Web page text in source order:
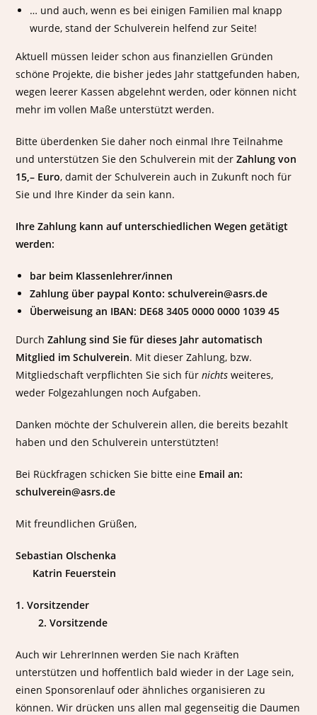
ü
r
i
e
S
R
i
n
r
r
F
i
z
e
t
r
1
.
K
a
s
e
n
2
i
t
h
r
n
P
e
i
e
n
g
e
i
f
t
t
v
m
S
h
u
e
r
i
!
… und auch, wenn es bei einigen Familien mal knapp
wurde, stand der Schulverein helfend zur Seite!
Aktuell müssen leider schon aus finanziellen Gründen
schöne Projekte, die bisher jedes Jahr stattgefunden haben,
wegen leerer Kassen abgelehnt werden, oder können nicht
mehr im vollen Maße unterstützt werden.
Bitte überdenken Sie daher noch einmal Ihre Teilnahme
und unterstützen Sie den Schulverein mit derZahlung von
15,– Euro, damit der Schulverein auch in Zukunft noch für
Sie und Ihre Kinder da sein kann.
Ihre Zahlung kann auf unterschiedlichen Wegen getätigt
werden:
bar beim Klassenlehrer/innen
Zahlung über paypal Konto: schulverein@asrs.de
Überweisung an IBAN: DE68 3405 0000 0000 1039 45
DurchZahlung sind Sie für dieses Jahr automatisch
Mitglied im Schulverein. Mit dieser Zahlung, bzw.
Mitgliedschaft verpflichten Sie sich fürnichts weiteres,
weder Folgezahlungen noch Aufgaben.
Danken möchte der Schulverein allen, die bereits bezahlt
haben und den Schulverein unterstützten!
Bei Rückfragen schicken Sie bitte eine Email an:
schulverein@asrs.de
Mit freundlichen Grüßen,
Sebastian Olschenka
Katrin Feuerstein
1. Vorsitzender
2. Vorsitzende
Auch wir LehrerInnen werden Sie nach Kräften
unterstützen und hoffentlich bald wieder in der Lage sein,
einen Sponsorenlauf oder ähnliches organisieren zu
können. Wir drücken uns allen mal gegenseitig die Daumen